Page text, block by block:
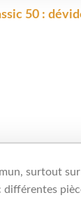
50 :
surtout